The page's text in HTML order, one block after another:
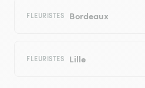
FLEURISTES Bordeaux
FLEURISTES Lille